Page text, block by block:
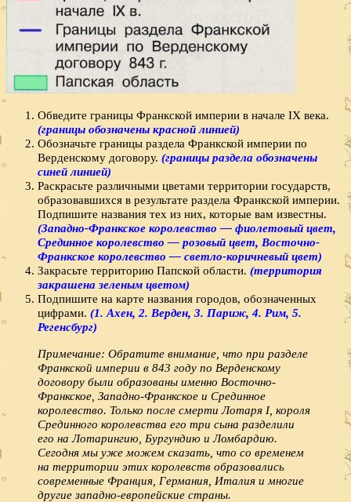
Обведите границы Франкской империи в начале IX века.
(границы обозначены красной линией)
Обозначьте границы раздела Франкской империи по
Верденскому договору. (границы раздела обозначены
синей линией)
Раскрасьте различными цветами территории государств,
образовавшихся в результате раздела Франкской империи.
Подпишите названия тех из них, которые вам известны.
(Западно-Франкское королевство — фиолетовый цвет,
Срединное королевство — розовый цвет, Восточно-
Франкское королевство — светло-коричневый цвет)
Закрасьте территорию Папской области. (территория
закрашена зеленым цветом)
Подпишите на карте названия городов, обозначенных
цифрами. (1. Ахен, 2. Верден, 3. Париж, 4. Рим, 5.
Регенсбург)
Примечание: Обратите внимание, что при разделе
Франкской империи в 843 году по Верденскому
договору были образованы именно Восточно-
Франкское, Западно-Франкское и Срединное
королевство. Только после смерти Лотаря I, короля
Срединного королевства его три сына разделили
его на Лотарингию, Бургундию и Ломбардию.
Сегодня мы уже можем сказать, что со временем
на территории этих королевств образовались
современные Франция, Германия, Италия и многие
другие западно-европейские страны.